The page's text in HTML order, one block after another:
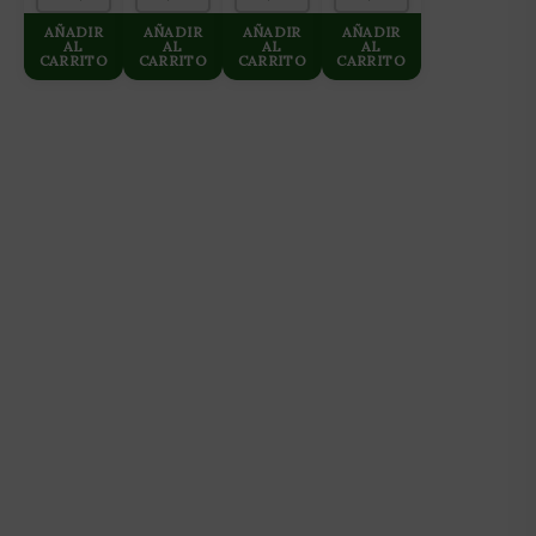
AÑADIR
AL
CARRITO
AÑADIR
AL
CARRITO
AÑADIR
AL
CARRITO
AÑADIR
AL
CARRITO